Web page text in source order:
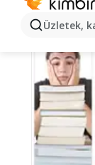
Üzletek,